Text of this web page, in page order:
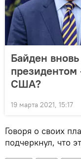
Байден
президентом
США?
19 марта 2021, 15:17
Говоря о своих
подчеркнул, что